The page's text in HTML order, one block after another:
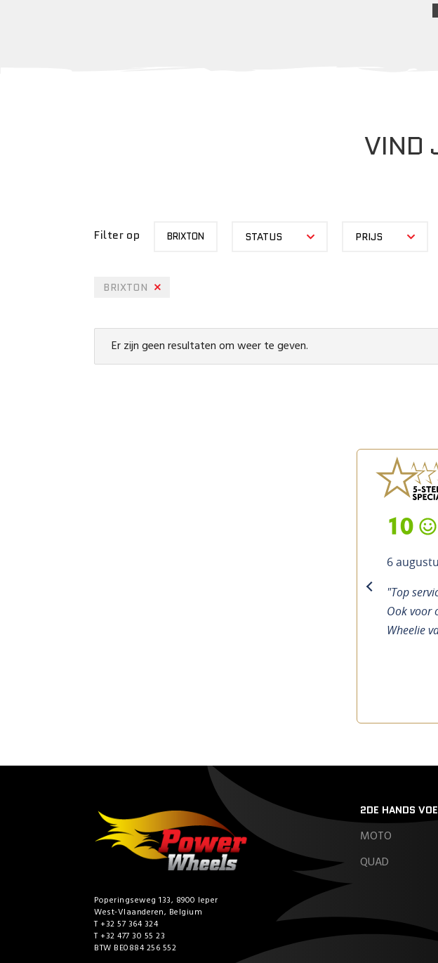
VIND
Filter op BRIXTON STATUS PRIJS
BRIXTON
Er zijn geen resultaten om weer te geven.
10
6
"Top
Ook voor
Wheelie
previous
Poperingseweg 133, 8900 Ieper
West-Vlaanderen, Belgium
T +32 57 364 324
T +32 477 30 55 23
BTW BE0884 256 552
2DE HANDS
MOTO
QUAD